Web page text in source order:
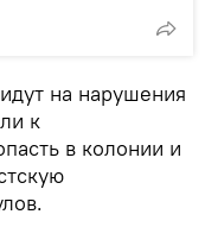
на нарушения
к
в колонии и